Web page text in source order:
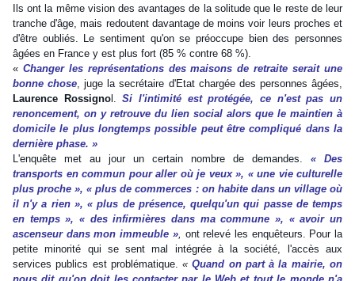
Ils ont la même vision des avantages de la solitude que le reste de leur
tranche d'âge, mais redoutent davantage de moins voir leurs proches et
d'être oubliés. Le sentiment qu'on se préoccupe bien des personnes
âgées en France y est plus fort (85 % contre 68 %).
« Changer les représentations des maisons de retraite serait une
bonne chose, juge la secrétaire d'Etat chargée des personnes âgées,
Laurence Rossignol.Si l'intimité est protégée, ce n'est pas un
renoncement, on y retrouve du lien social alors que le maintien à
domicile le plus longtemps possible peut être compliqué dans la
dernière phase. »
L'enquête met au jour un certain nombre de demandes. « Des
transports en commun pour aller où je veux », « une vie culturelle
plus proche », « plus de commerces : on habite dans un village où
il n'y a rien », « plus de présence, quelqu'un qui passe de temps
en temps », « des infirmières dans ma commune », « avoir un
ascenseur dans mon immeuble », ont relevé les enquêteurs. Pour la
petite minorité qui se sent mal intégrée à la société, l'accès aux
services publics est problématique.«Quand on part à la mairie, on